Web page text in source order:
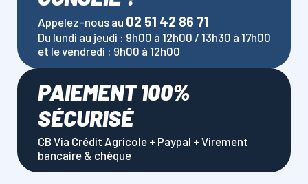
Appelez-nous au 02 51 42 86 71
Du lundi au jeudi : 9h00 à 12h00 / 13h30 à 17h00
et le vendredi : 9h00 à 12h00
PAIEMENT 100%
SÉCURISÉ
CB Via Crédit Agricole + Paypal + Virement
bancaire & chèque